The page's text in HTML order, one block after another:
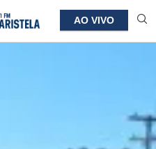
AO VIVO